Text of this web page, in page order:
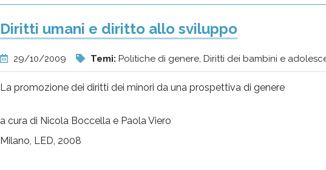
Diritti umani e diritto allo sviluppo
29/10/2009 Temi: Politiche di genere, Diritti dei bambini e
La promozione dei diritti dei minori da una prospettiva di genere
a cura di Nicola Boccella e Paola Viero
Milano, LED, 2008